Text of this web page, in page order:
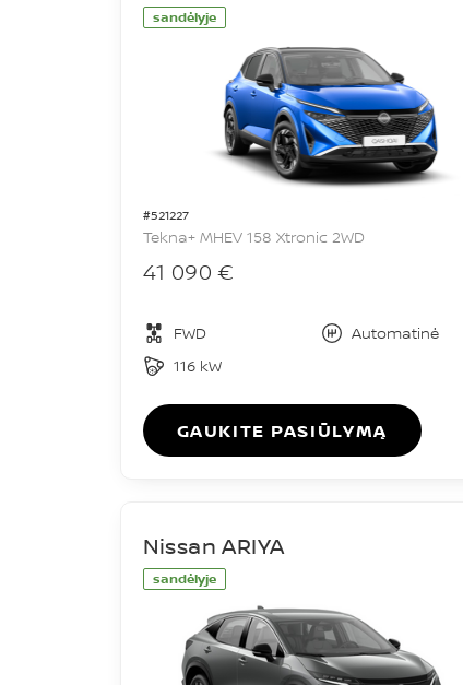
sandėlyje
#521227
Tekna+ MHEV 158 Xtronic 2WD
41 090 €
FWD
Automatinė
116 kW
GAUKITE PASIŪLYMĄ
sandėlyje
Nissan ARIYA